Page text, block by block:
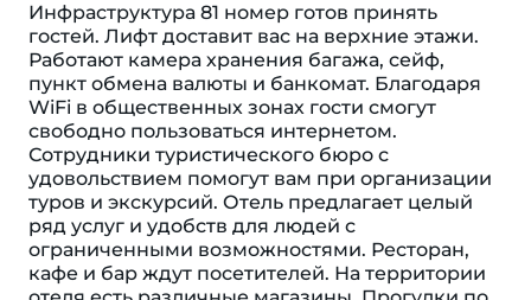
Инфраструктура 81 номер готов принять
гостей. Лифт доставит вас на верхние этажи.
Работают камера хранения багажа, сейф,
пункт обмена валюты и банкомат. Благодаря
WiFi в общественных зонах гости смогут
свободно пользоваться интернетом.
Сотрудники туристического бюро с
удовольствием помогут вам при организации
туров и экскурсий. Отель предлагает целый
ряд услуг и удобств для людей с
ограниченными возможностями. Ресторан,
кафе и бар ждут посетителей. На территории